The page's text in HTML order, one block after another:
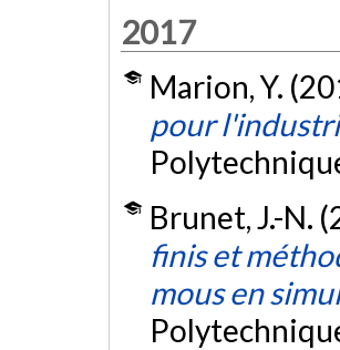
2017
Marion, Y.
pour
Brunet, J.-N.
finis et
mous en